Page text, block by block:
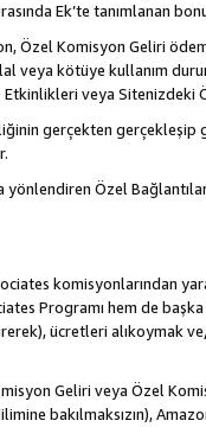
Ek’te tanımlanan
Özel Komisyon Geliri
veya kötüye kullanım
Etkinlikleri veya
gerçekten gerçekleşip
Özel
komisyonlarından
Programı hem de
ücretleri alıkoymak
Geliri veya Özel
bakılmaksızın),